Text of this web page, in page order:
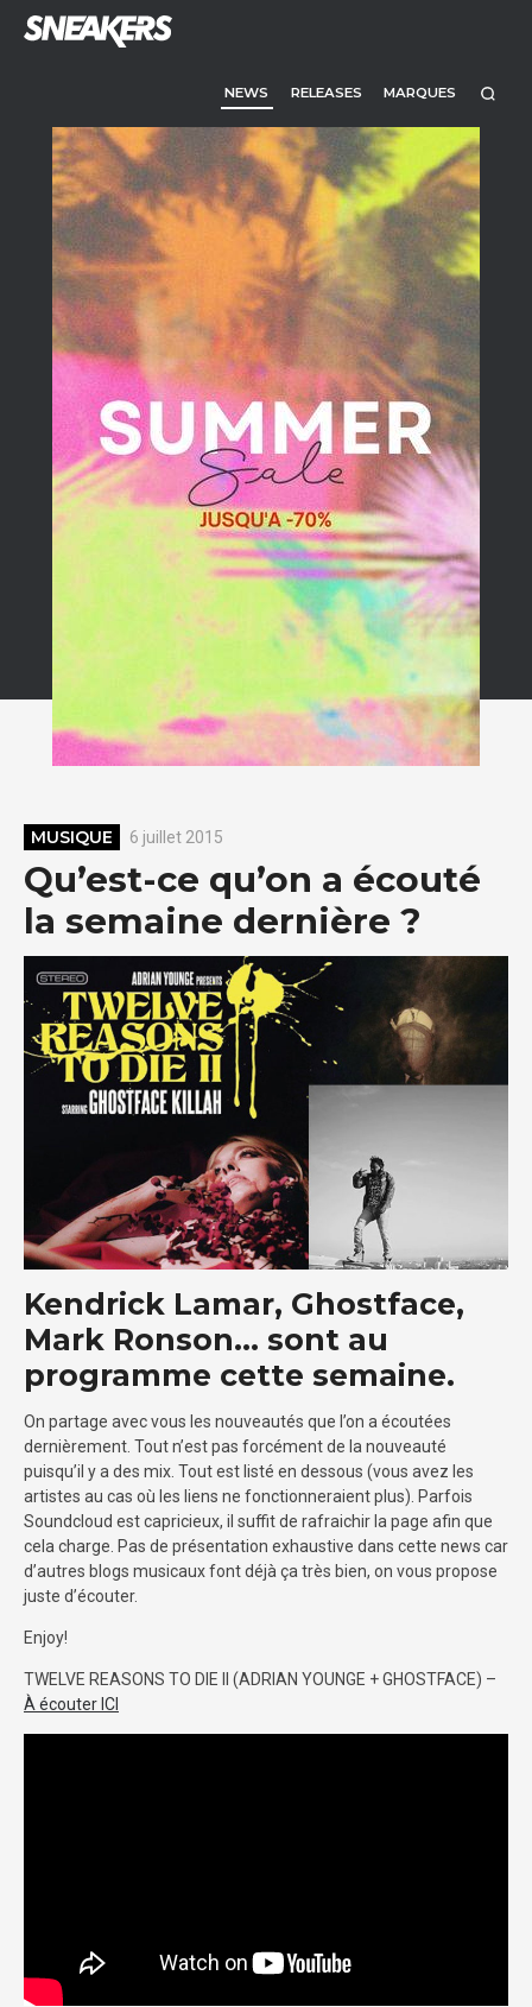
NEWS RELEASES MARQUES
MUSIQUE 6 juillet 2015
Qu’est-ce qu’on a écouté
la semaine dernière ?
Kendrick Lamar, Ghostface,
Mark Ronson… sont au
programme cette semaine.
On partage avec vous les nouveautés que l’on a écoutées
dernièrement. Tout n’est pas forcément de la nouveauté
puisqu’il y a des mix. Tout est listé en dessous (vous avez les
artistes au cas où les liens ne fonctionneraient plus). Parfois
Soundcloud est capricieux, il suffit de rafraichir la page afin que
cela charge. Pas de présentation exhaustive dans cette news car
d’autres blogs musicaux font déjà ça très bien, on vous propose
juste d’écouter.
Enjoy!
TWELVE REASONS TO DIE II (ADRIAN YOUNGE + GHOSTFACE) –
À écouter ICI